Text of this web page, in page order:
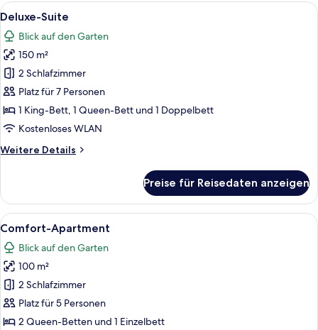
Alle
Fotos
für
Deluxe-
Suite
anzeigen
Ein Hotelzimmer mit Bett,
12
Deluxe-Suite
Blick auf den Garten
150 m²
2 Schlafzimmer
Platz für 7 Personen
1 King-Bett, 1 Queen-Bett und 1 Doppelbett
Kostenloses WLAN
Weitere Details
Weitere
Suite
Preise für Reisedaten anzeigen
Alle
Fotos
für
Comfort-
Apartment
anzeigen
Ein modernes Hotelzimmer mit
16
Comfort-Apartment
Blick auf den Garten
100 m²
2 Schlafzimmer
Platz für 5 Personen
2 Queen-Betten und 1 Einzelbett